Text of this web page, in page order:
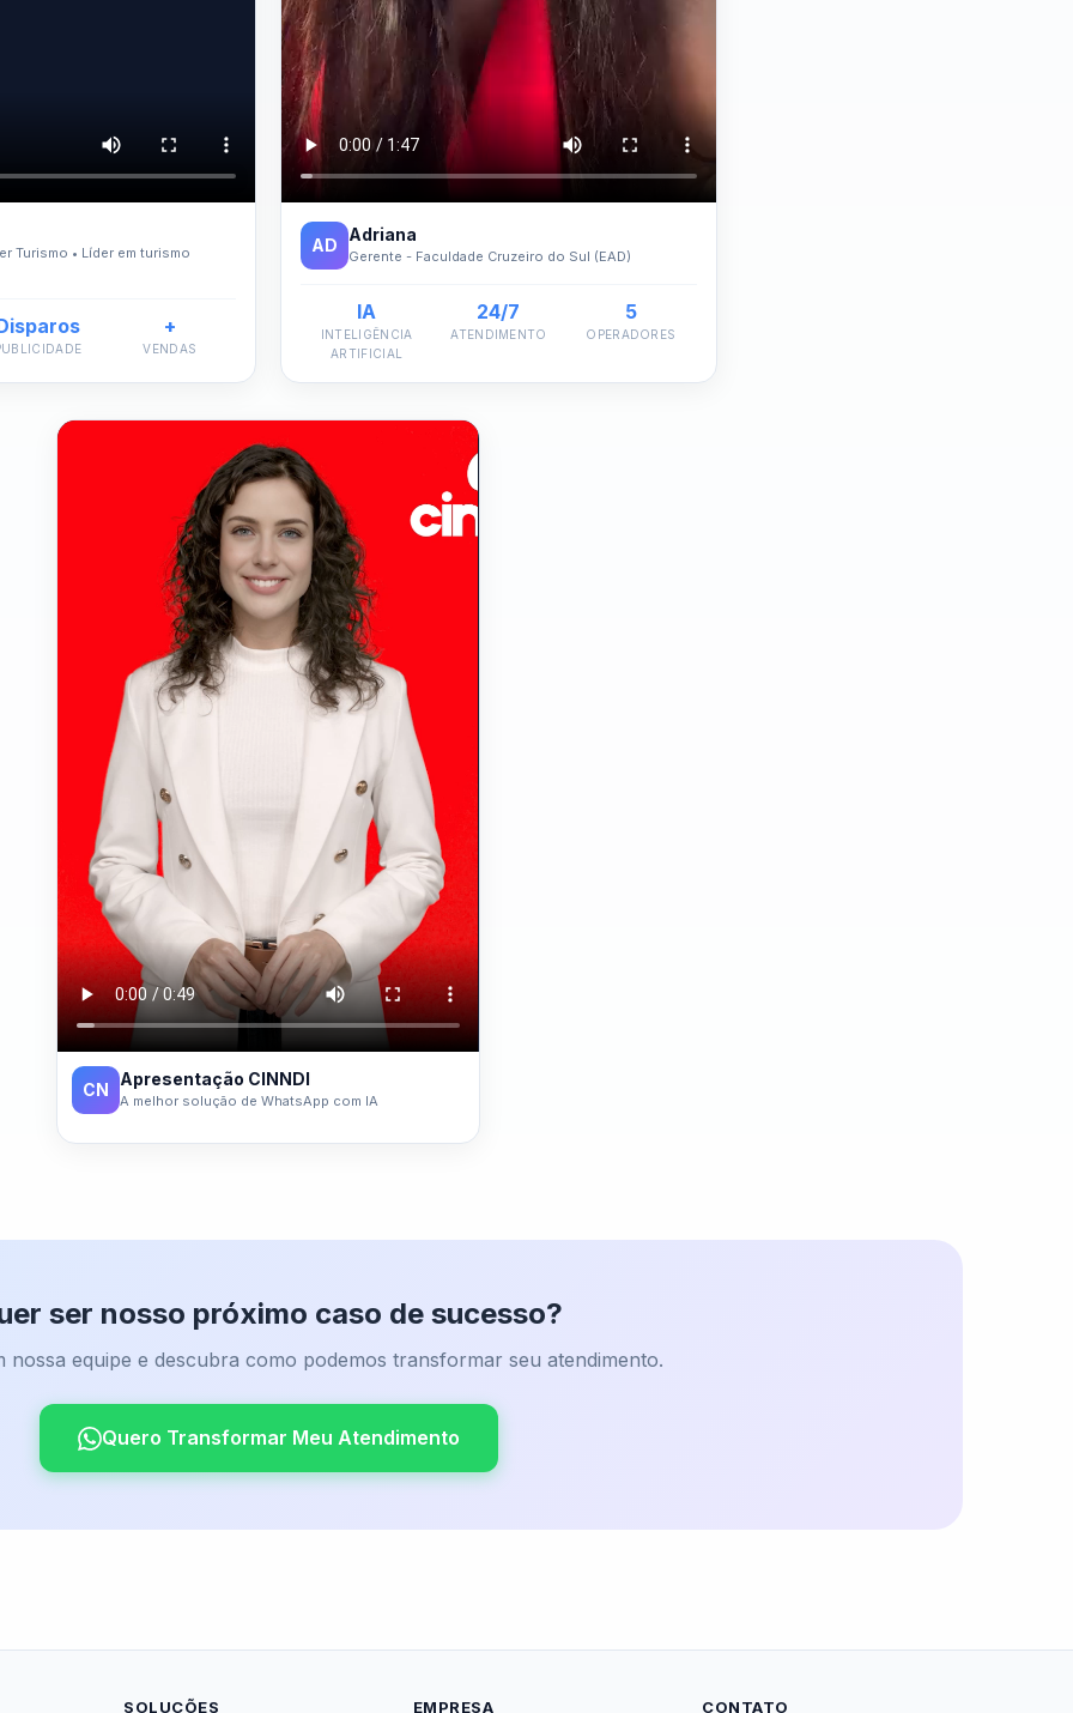
Turismo • Líder em turismo
+
VENDAS
AD
Adriana
Gerente - Faculdade Cruzeiro do Sul (EAD)
IA
INTELIGÊNCIA
ARTIFICIAL
24/7
ATENDIMENTO
5
OPERADORES
CN
Apresentação CINNDI
A melhor solução de WhatsApp com IA
ser nosso próximo caso de sucesso?
nossa equipe e descubra como podemos transformar seu atendimento.
Quero Transformar Meu Atendimento
SOLUÇÕES EMPRESA CONTATO